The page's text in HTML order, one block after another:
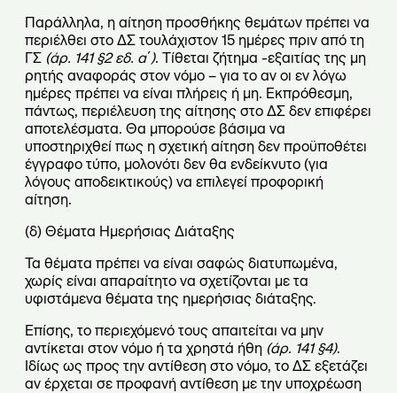
Παράλληλα, η αίτηση προσθήκης θεμάτων πρέπει να
περιέλθει στο ΔΣ τουλάχιστον 15 ημέρες πριν από τη
ΓΣ (άρ. 141§2 εδ. α΄). Τίθεται ζήτημα -εξαιτίας της μη
ρητής αναφοράς στον νόμο – για το αν οι εν λόγω
ημέρες πρέπει να είναι πλήρεις ή μη. Εκπρόθεσμη,
πάντως, περιέλευση της αίτησης στο ΔΣ δεν επιφέρει
αποτελέσματα. Θα μπορούσε βάσιμα να
υποστηριχθεί πως η σχετική αίτηση δεν προϋποθέτει
έγγραφο τύπο, μολονότι δεν θα ενδείκνυτο (για
λόγους αποδεικτικούς) να επιλεγεί προφορική
αίτηση.
(δ) Θέματα Ημερήσιας Διάταξης
Τα θέματα πρέπει να είναι σαφώς διατυπωμένα,
χωρίς είναι απαραίτητο να σχετίζονται με τα
υφιστάμενα θέματα της ημερήσιας διάταξης.
Επίσης, το περιεχόμενό τους απαιτείται να μην
αντίκεται στον νόμο ή τα χρηστά ήθη (άρ. 141§4).
Ιδίως ως προς την αντίθεση στο νόμο, το ΔΣ εξετάζει
αν έρχεται σε προφανή αντίθεση με την υποχρέωση